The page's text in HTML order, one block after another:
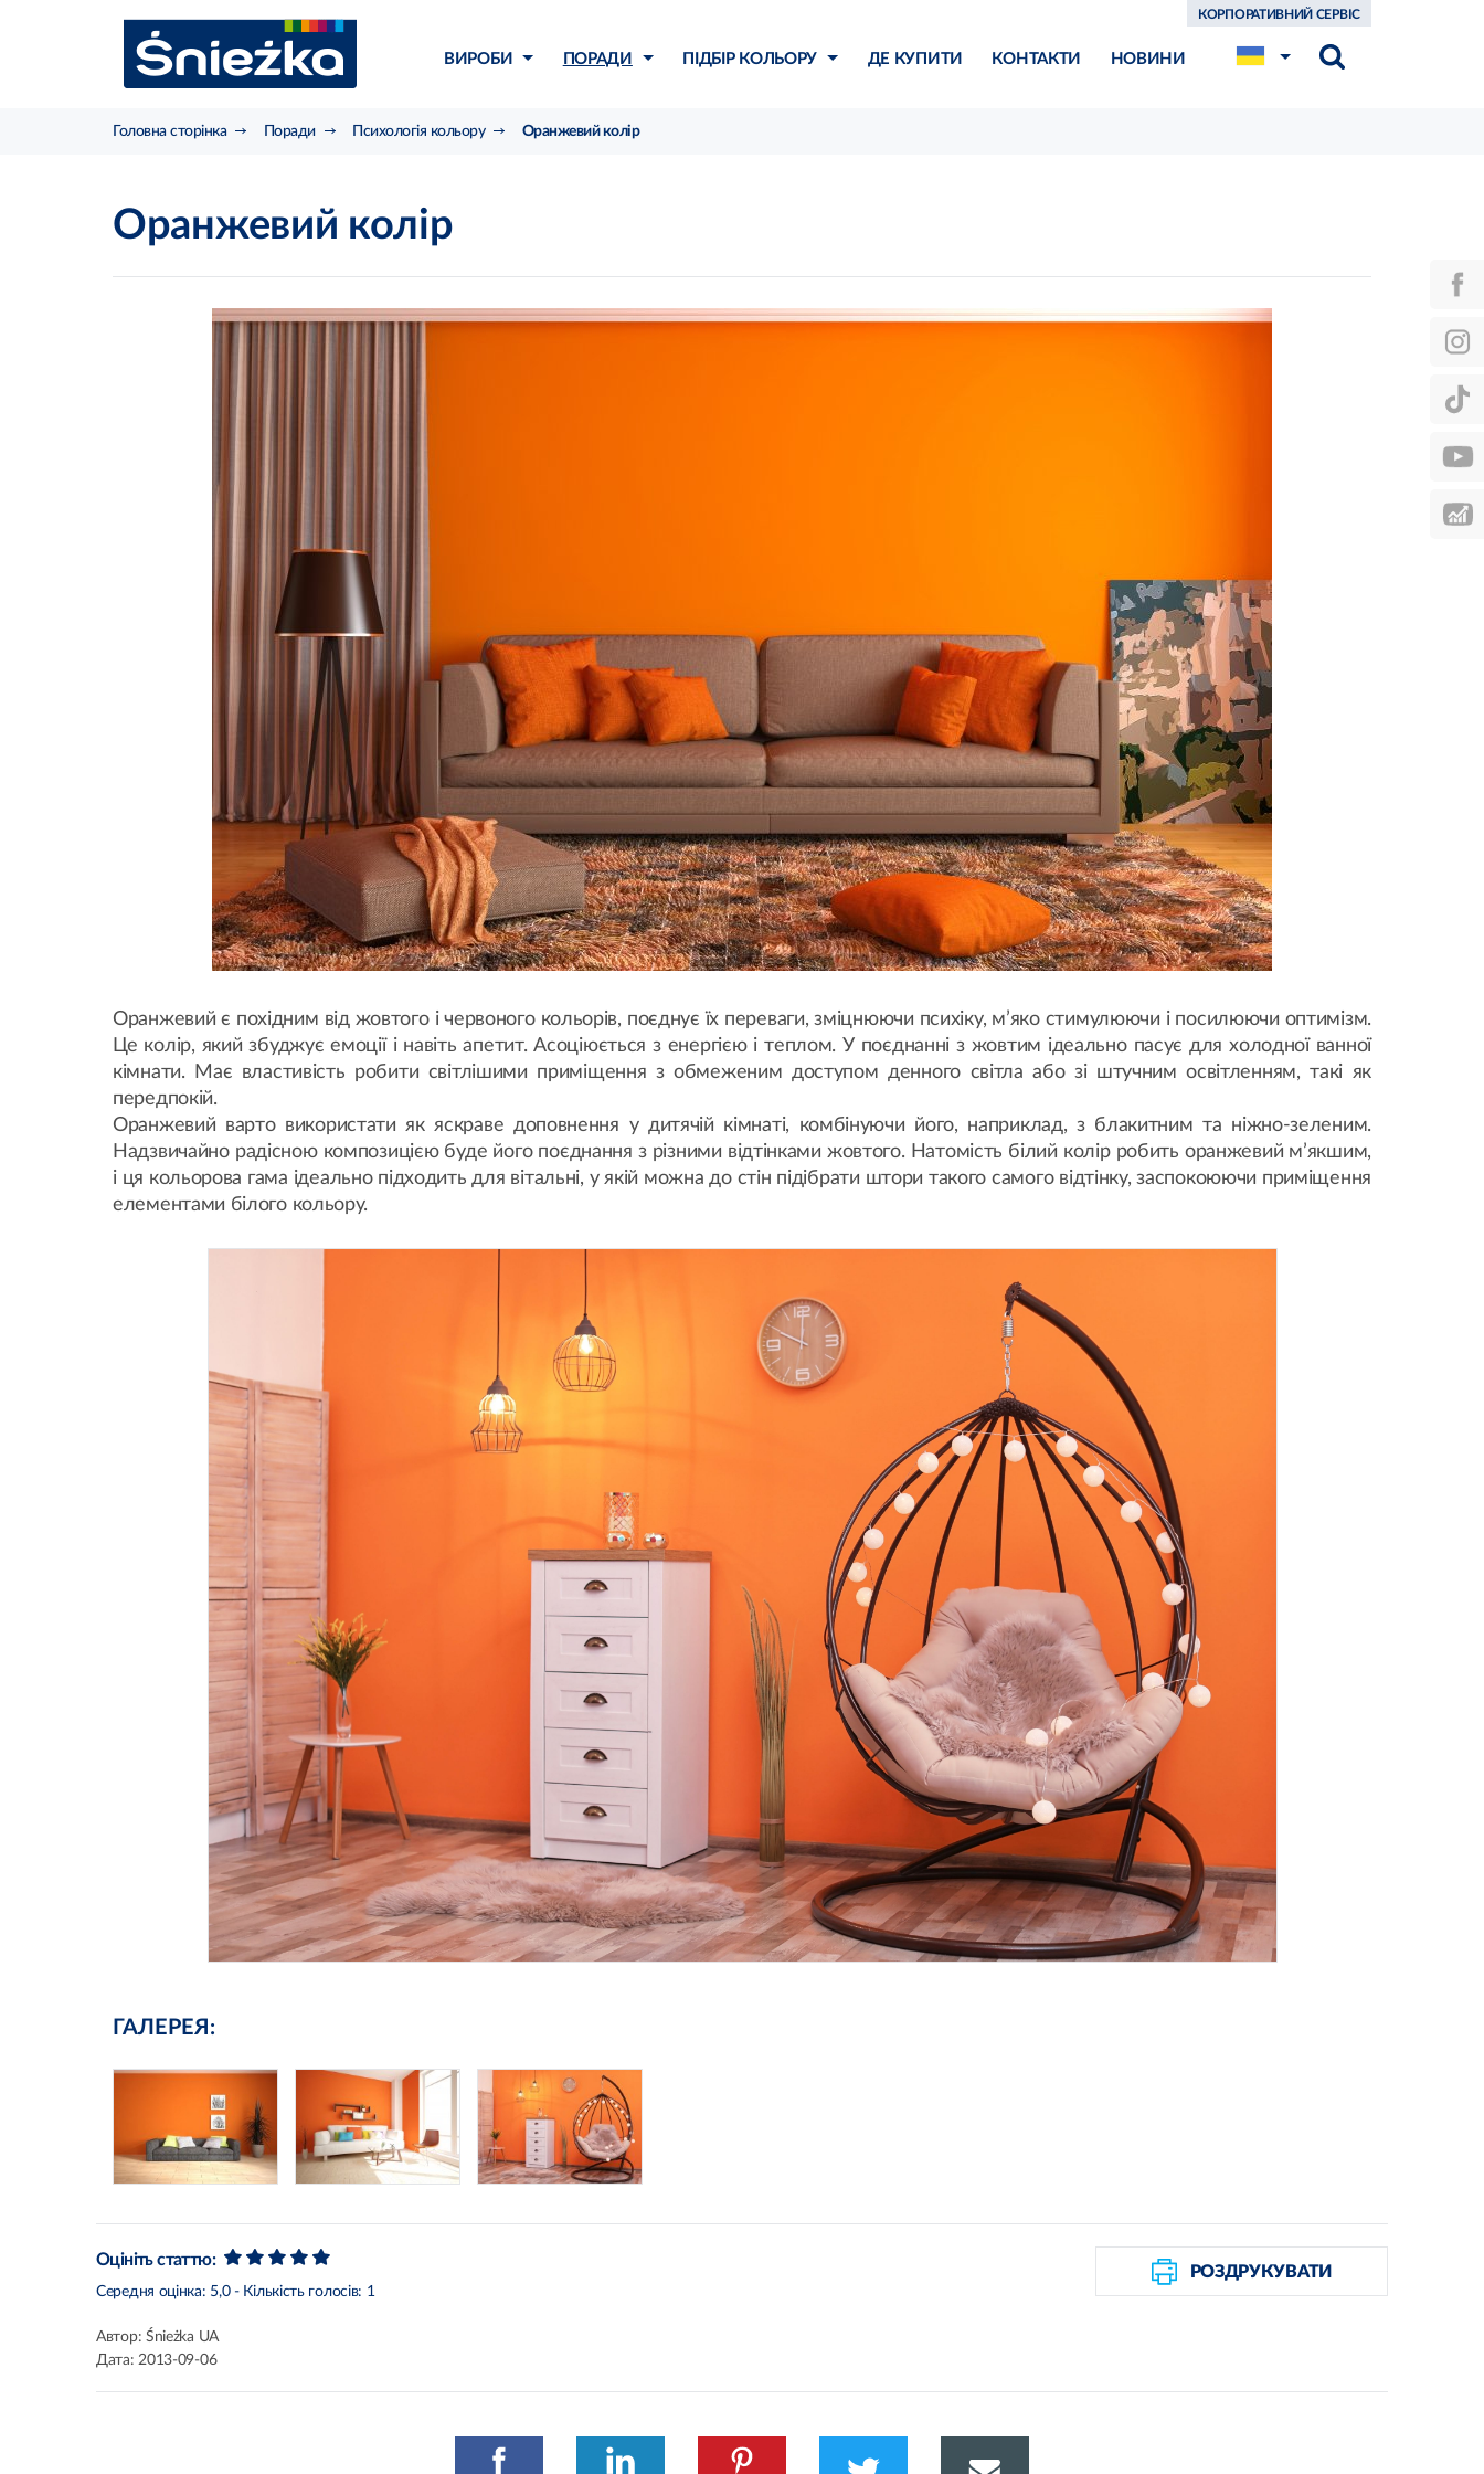
ВИРОБИ ПОРАДИ ПІДБІР КОЛЬОРУ ДЕ КУПИТИ КОНТАКТИ НОВИНИ
КОРПОРАТИВНИЙ СЕРВІС
Головна сторінка Поради Психологія кольору Оранжевий колір
Оранжевий колір
Оранжевий є похідним від жовтого і червоного кольорів, поєднує їх переваги, зміцнюючи психіку, м’яко стимулюючи і посилюючи оптимізм.
Це колір, який збуджує емоції і навіть апетит. Асоціюється з енергією і теплом. У поєднанні з жовтим ідеально пасує для холодної ванної
кімнати. Має властивість робити світлішими приміщення з обмеженим доступом денного світла або зі штучним освітленням, такі як
передпокій.
Оранжевий варто використати як яскраве доповнення у дитячій кімнаті, комбінуючи його, наприклад, з блакитним та ніжно-зеленим.
Надзвичайно радісною композицією буде його поєднання з різними відтінками жовтого. Натомість білий колір робить оранжевий м’якшим,
і ця кольорова гама ідеально підходить для вітальні, у якій можна до стін підібрати штори такого самого відтінку, заспокоюючи приміщення
елементами білого кольору.
ГАЛЕРЕЯ:
Оцініть статтю:
Середня оцінка: 5,0- Кількість голосів: 1
РОЗДРУКУВАТИ
Автор: Śnieżka UA
Дата:2013-09-06